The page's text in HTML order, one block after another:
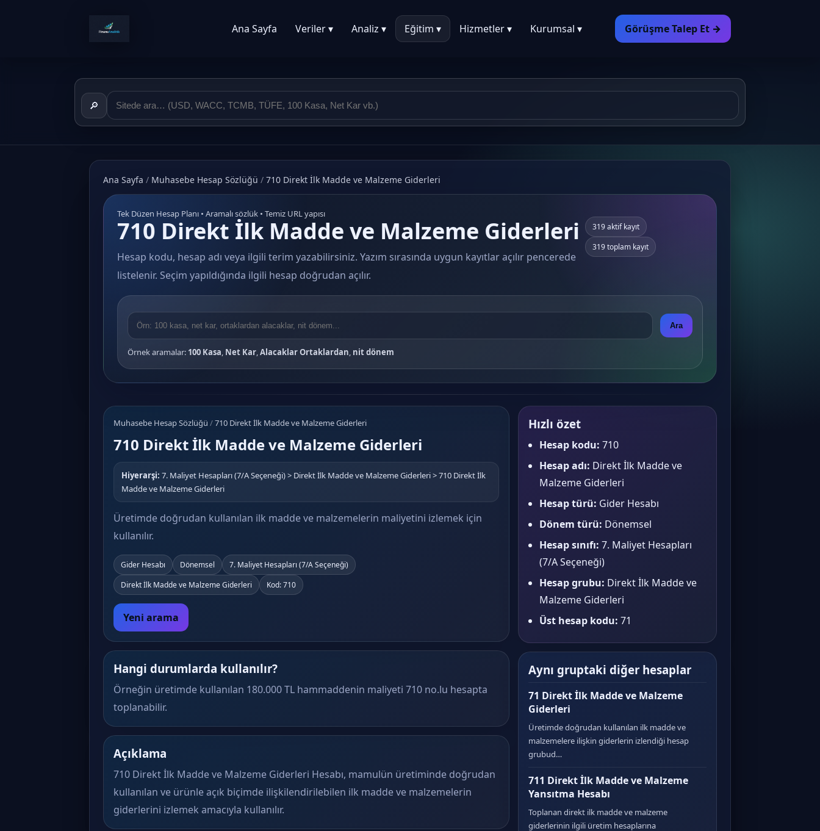
Ana Sayfa Veriler ▾ Analiz ▾ Eğitim ▾ Hizmetler ▾ Kurumsal ▾ Görüşme Talep Et →
🔎
Ana Sayfa / Muhasebe Hesap Sözlüğü / 710 Direkt İlk Madde ve Malzeme Giderleri
Tek Düzen Hesap Planı • Aramalı sözlük • Temiz URL yapısı
710 Direkt İlk Madde ve Malzeme Giderleri
Hesap kodu, hesap adı veya ilgili terim yazabilirsiniz. Yazım sırasında uygun kayıtlar açılır pencerede
listelenir. Seçim yapıldığında ilgili hesap doğrudan açılır.
319 aktif kayıt
319 toplam kayıt
Ara
Örnek aramalar: 100 Kasa, Net Kar,Alacaklar Ortaklardan, nit dönem
Muhasebe Hesap Sözlüğü /710 Direkt İlk Madde ve Malzeme Giderleri
710 Direkt İlk Madde ve Malzeme Giderleri
Hiyerarşi: 7. Maliyet Hesapları (7/A Seçeneği) > Direkt İlk Madde ve Malzeme Giderleri > 710 Direkt İlk
Madde ve Malzeme Giderleri
Üretimde doğrudan kullanılan ilk madde ve malzemelerin maliyetini izlemek için
kullanılır.
Gider Hesabı Dönemsel
7. Maliyet Hesapları (7/A Seçeneği)
Direkt İlk Madde ve Malzeme Giderleri
Kod: 710
Yeni arama
Hangi durumlarda kullanılır?
Örneğin üretimde kullanılan 180.000 TL hammaddenin maliyeti 710 no.lu hesapta
toplanabilir.
Açıklama
710 Direkt İlk Madde ve Malzeme Giderleri Hesabı, mamulün üretiminde doğrudan
kullanılan ve ürünle açık biçimde ilişkilendirilebilen ilk madde ve malzemelerin
giderlerini izlemek amacıyla kullanılır.
Hızlı özet
Hesap kodu: 710
Hesap adı: Direkt İlk Madde ve
Malzeme Giderleri
Hesap türü: Gider Hesabı
Dönem türü: Dönemsel
Hesap sınıfı: 7. Maliyet Hesapları
(7/A Seçeneği)
Hesap grubu: Direkt İlk Madde ve
Malzeme Giderleri
Üst hesap kodu: 71
Aynı gruptaki diğer hesaplar
71 Direkt İlk Madde ve Malzeme
Giderleri
Üretimde doğrudan kullanılan ilk madde ve
malzemelere ilişkin giderlerin izlendiği hesap
grubud…
711 Direkt İlk Madde ve Malzeme
Yansıtma Hesabı
Toplanan direkt ilk madde ve malzeme
giderlerinin ilgili üretim hesaplarına